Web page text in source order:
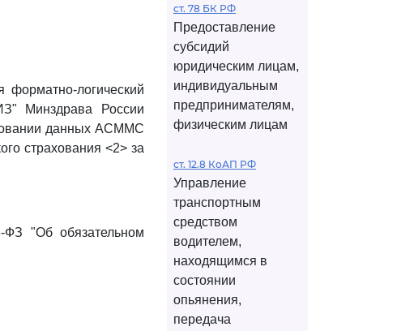
логический
Минздрава России
данных АСММС
страхования <2> за
ФЗ "Об обязательном
ст. 78 БК РФ
Предоставление
субсидий
юридическим лицам,
индивидуальным
предпринимателям,
физическим лицам
ст. 12.8 КоАП РФ
Управление
транспортным
средством
водителем,
находящимся в
состоянии
опьянения,
передача